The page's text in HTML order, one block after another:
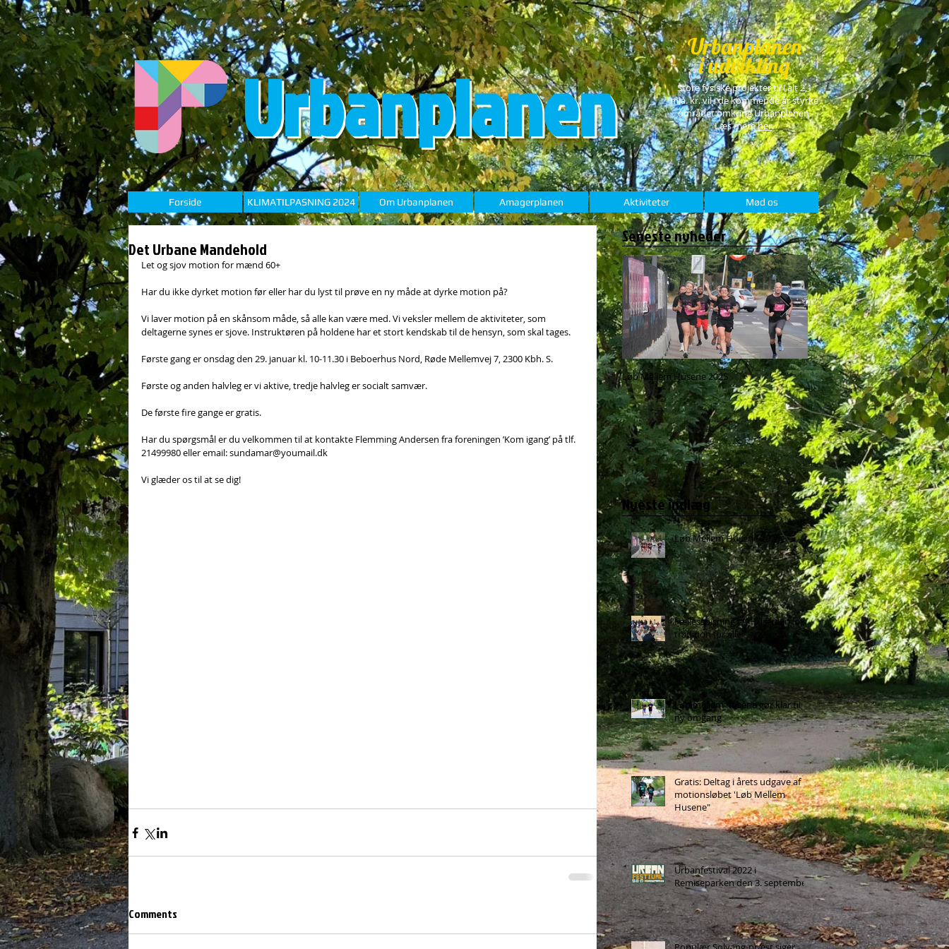
Urbanplanen
Urbanplanen
i udvikling
Store fysiske projekter til i alt 2,1
mia. kr. vil i de kommende år styrke
området omkring Urbanplanen.
Læs mereher.
Forside KLIMATILPASNING 2024 Om Urbanplanen Amagerplanen Aktiviteter Mød os
Det Urbane Mandehold
Let og sjov motion for mænd 60+
Har du ikke dyrket motion før eller har du lyst til prøve en ny måde at dyrke motion på?
Vi laver motion på en skånsom måde, så alle kan være med. Vi veksler mellem de aktiviteter, som
deltagerne synes er sjove. Instruktøren på holdene har et stort kendskab til de hensyn, som skal tages.
Første gang er onsdag den 29. januar kl. 10-11.30 i Beboerhus Nord, Røde Mellemvej 7, 2300 Kbh. S.
Første og anden halvleg er vi aktive, tredje halvleg er socialt samvær.
De første fire gange er gratis.
Har du spørgsmål er du velkommen til at kontakte Flemming Andersen fra foreningen ’Kom igang’ på tlf.
21499980 eller email: sundamar@youmail.dk
Vi glæder os til at se dig!
Comments
Seneste nyheder
Løb Mellem Husene 2025
Fællesspisning i A-Huset: En
for alle
Nyeste indlæg
Løb Mellem Husene 2025
Fællesspisning i A-Huset: En lokal
tradition for alle
Løb mellem husene gør klar til
ny omgang
Gratis: Deltag i årets udgave af
motionsløbet 'Løb Mellem
Husene"
Urbanfestival 2022 i
Remiseparken den 3. september